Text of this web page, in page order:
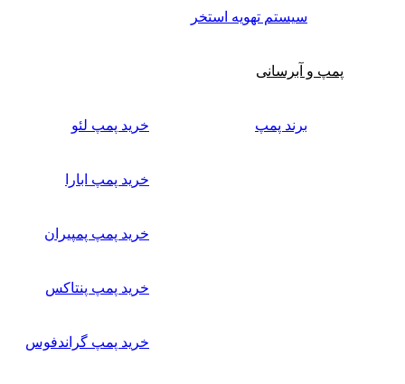
سیستم تهویه استخر
پمپ و آبرسانی
برند پمپ خرید پمپ لئو
خرید پمپ ابارا
خرید پمپ پمپیران
خرید پمپ پنتاکس
خرید پمپ گراندفوس